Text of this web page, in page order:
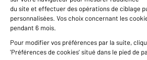
Nous contacter